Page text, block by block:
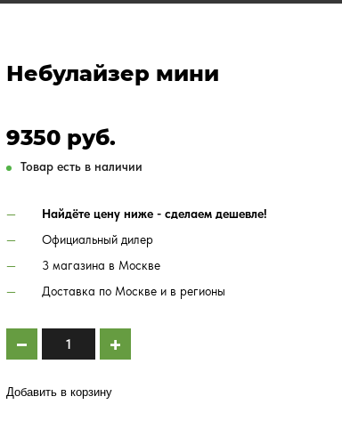
Небулайзер мини
9350 руб.
Товар есть в наличии
Найдёте цену ниже - сделаем дешевле!
Официальный дилер
3 магазина в Москве
Доставка по Москве и в регионы
Добавить в корзину